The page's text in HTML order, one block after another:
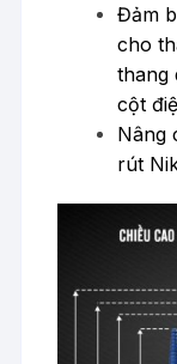
Đảm
cho
thang
cột
Nâng
rút